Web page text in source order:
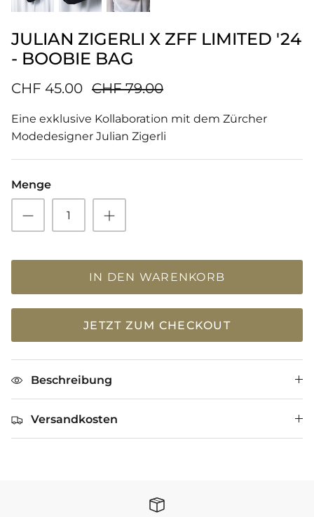
JULIAN ZIGERLI X ZFF LIMITED '24
- BOOBIE BAG
CHF 45.00 CHF 79.00
Eine exklusive Kollaboration mit dem Zürcher
Modedesigner Julian Zigerli
Menge
IN DEN WARENKORB
JETZT ZUM CHECKOUT
Beschreibung
Versandkosten